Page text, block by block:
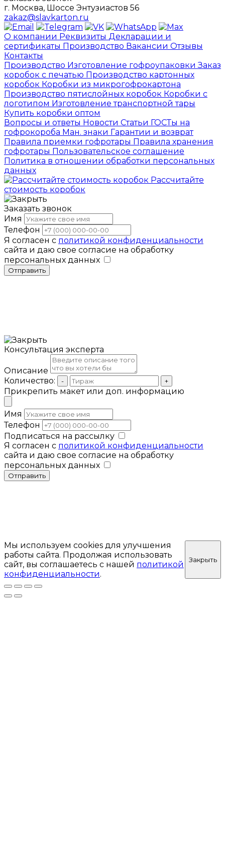
г. Москва, Шоссе Энтузиастов 56
zakaz@slavkarton.ru
О компании Реквизиты Декларации и
сертификаты Производство Вакансии Отзывы
Контакты
Производство Изготовление гофроупаковкиЗаказ
коробок с печатью Производство картонных
коробок Коробки из микрогофрокартона
Производство пятислойных коробок Коробки с
логотипом Изготовление транспортной тары
Купить коробки оптом
Вопросы и ответы Новости Статьи ГОСТы на
гофрокороба Ман. знаки Гарантии и возврат
Правила приемки гофротары Правила хранения
гофротары Пользовательское соглашение
Политика в отношении обработки персональных
данных
Рассчитайте
стоимость коробок
Заказать звонок
Имя
Телефон
Я согласен с политикой конфиденциальности
сайта и даю свое согласие на обработку
персональных данных
Отправить
Консультация эксперта
Описание
Количество:
- +
Прикрепить макет или доп. информацию
Имя
Телефон
Подписаться на рассылку
Я согласен с политикой конфиденциальности
сайта и даю свое согласие на обработку
персональных данных
Отправить
Мы используем cookies для улучшения
работы сайта. Продолжая использовать
сайт, вы соглашаетесь с нашей политикой
конфиденциальности.
Закрыть